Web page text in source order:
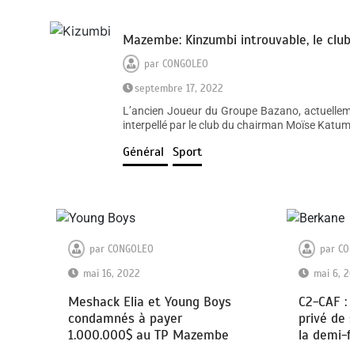
Mazembe: Kinzumbi introuvable, le
parCONGOLEO
septembre 17, 2022
L’ancien Joueur du Groupe Bazano,
interpellé par le club du chairman Moïse
Général Sport
parCONGOLEO
mai 16, 2022
Meshack Elia et Young Boys
condamnés à payer
1.000.000$ au TP Mazembe
par
mai 6,
C2-CAF
privé de
la